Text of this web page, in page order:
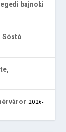
bajnoki
Sóstó
2026-